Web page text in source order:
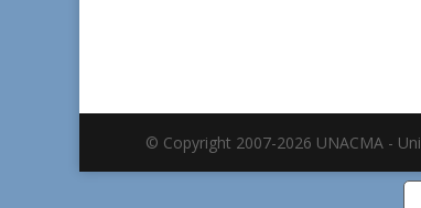
© Copyright 2007-2026 UNACMA -